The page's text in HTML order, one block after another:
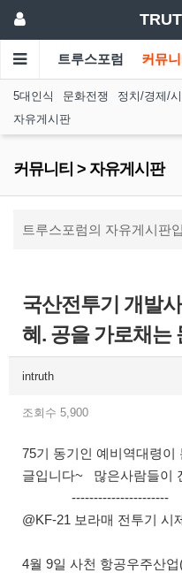
트루스포럼 커뮤
5대인식 문화전쟁 정치/경제/
자유게시판
커뮤니티 > 자유게시판
트루스포럼의 자유게시판
국산전투기 개발
혜. 공을 가로채는
intruth
조회수 5,900
75기 동기인 예비역대령이
글입니다~ 많은사람들이
----------------------
@KF-21 보라매 전투기 시
4월 9일 사천 항공우주산